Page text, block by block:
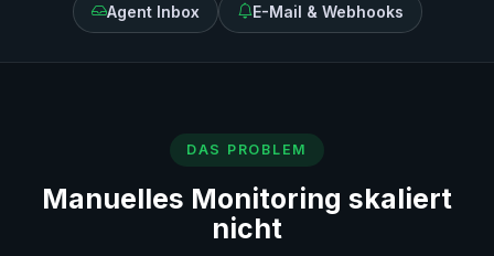
Agent Inbox E-Mail & Webhooks
DAS PROBLEM
Manuelles Monitoring skaliert
nicht